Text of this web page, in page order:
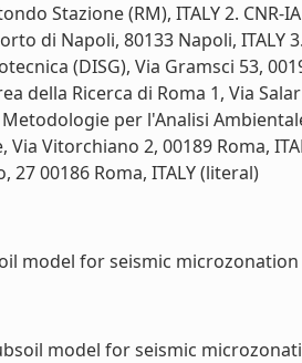
Stazione (RM), ITALY 2.
di Napoli, 80133 Napoli, ITALY
(DISG), Via Gramsci 53,
della Ricerca di Roma 1, Via
per l'Analisi
Via Vitorchiano 2, 00189 Roma,
27 00186 Roma, ITALY (literal)
model for seismic
model for seismic